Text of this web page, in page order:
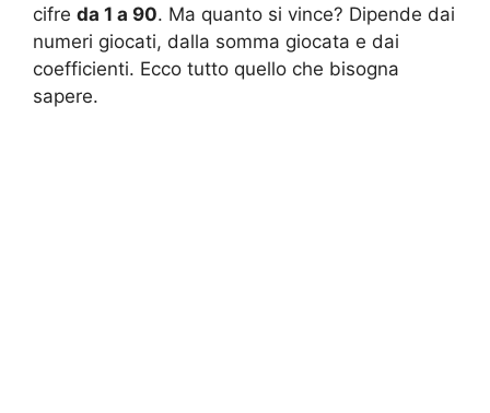
cifre da 1 a 90. Ma quanto si vince? Dipende dai
numeri giocati, dalla somma giocata e dai
coefficienti. Ecco tutto quello che bisogna
sapere.